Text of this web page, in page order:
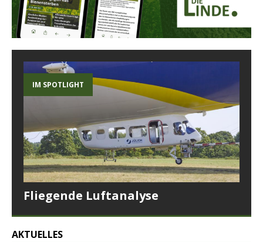
IM SPOTLIGHT
Fliegende Luftanalyse
AKTUELLES